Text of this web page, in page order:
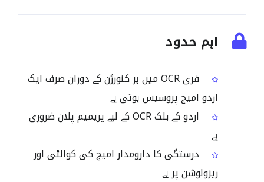
اہم حدود
فری OCR میں ہر کنورژن کے دوران صرف ایک
اردو امیج پروسیس ہوتی ہے
اردو کے بلک OCR کے لیے پریمیم پلان ضروری
ہے
درستگی کا دارومدار امیج کی کوالٹی اور
ریزولوشن پر ہے